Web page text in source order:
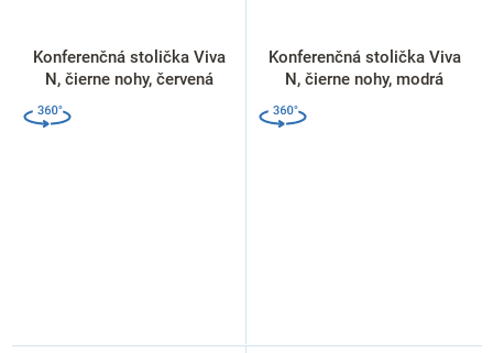
Konferenčná stolička Viva
N, čierne nohy, červená
Konferenčná stolička Viva
N, čierne nohy, modrá